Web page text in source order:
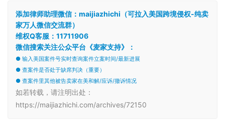
添加律师助理微信：maijiazhichi（可拉入美国跨境侵权-纯卖
家万人微信交流群）
维权Q客服：11711906
微信搜索关注公众平台《麦家支持》：
● 输入美国案件号实时查询案件立案时间/最新进展
● 查案件是否处于缺席判决（重要）
● 查案件里其他被告卖家在美和解/应诉/撤诉情况
如若转载，请注明出处：
https://maijiazhichi.com/archives/72150